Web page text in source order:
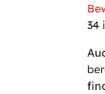
34